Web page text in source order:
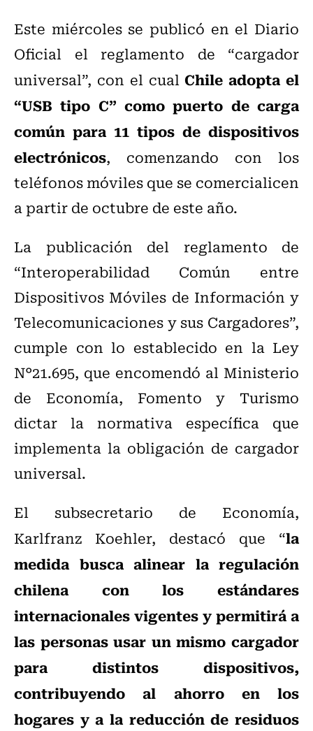
Este miércoles se publicó en el Diario
Oficial el reglamento de “cargador
universal”, con el cualChile adopta el
“USB tipo C” como puerto de carga
común para 11 tipos de dispositivos
electrónicos, comenzando con los
teléfonos móviles que se comercialicen
a partir de octubre de este año.
La publicación del reglamento de
“Interoperabilidad Común entre
Dispositivos Móviles de Información y
Telecomunicaciones y sus Cargadores”,
cumple con lo establecido en la Ley
N°21.695, que encomendó al Ministerio
de Economía, Fomento y Turismo
dictar la normativa específica que
implementa la obligación de cargador
universal.
El subsecretario de Economía,
Karlfranz Koehler, destacó que “la
medida busca alinear la regulación
chilena con los estándares
internacionales vigentes y permitirá a
las personas usar un mismo cargador
para distintos dispositivos,
contribuyendo al ahorro en los
hogares y a la reducción de residuos